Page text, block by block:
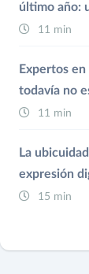
último año:
11 min
Expertos
todavía no
11 min
La
expresión
15 min